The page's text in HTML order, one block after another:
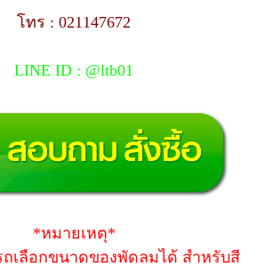
โทร : 021147672
LINE ID : @ltb01
*หมายเหตุ*
เลือกขนาดของพัดลมได้ สำหรับสี